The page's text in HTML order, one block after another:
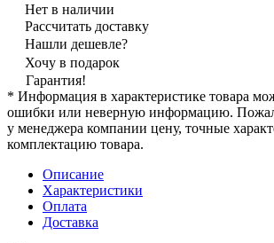
Нет в наличии
Рассчитать доставку
Нашли дешевле?
Хочу в подарок
Гарантия!
* Информация в характеристике товара
ошибки или неверную информацию.
у менеджера компании цену, точные
комплектацию товара.
Описание
Характеристики
Оплата
Доставка